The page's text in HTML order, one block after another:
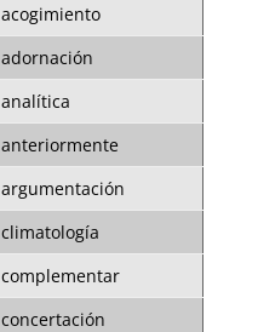
acogimiento
adornación
analítica
anteriormente
argumentación
climatología
complementar
concertación